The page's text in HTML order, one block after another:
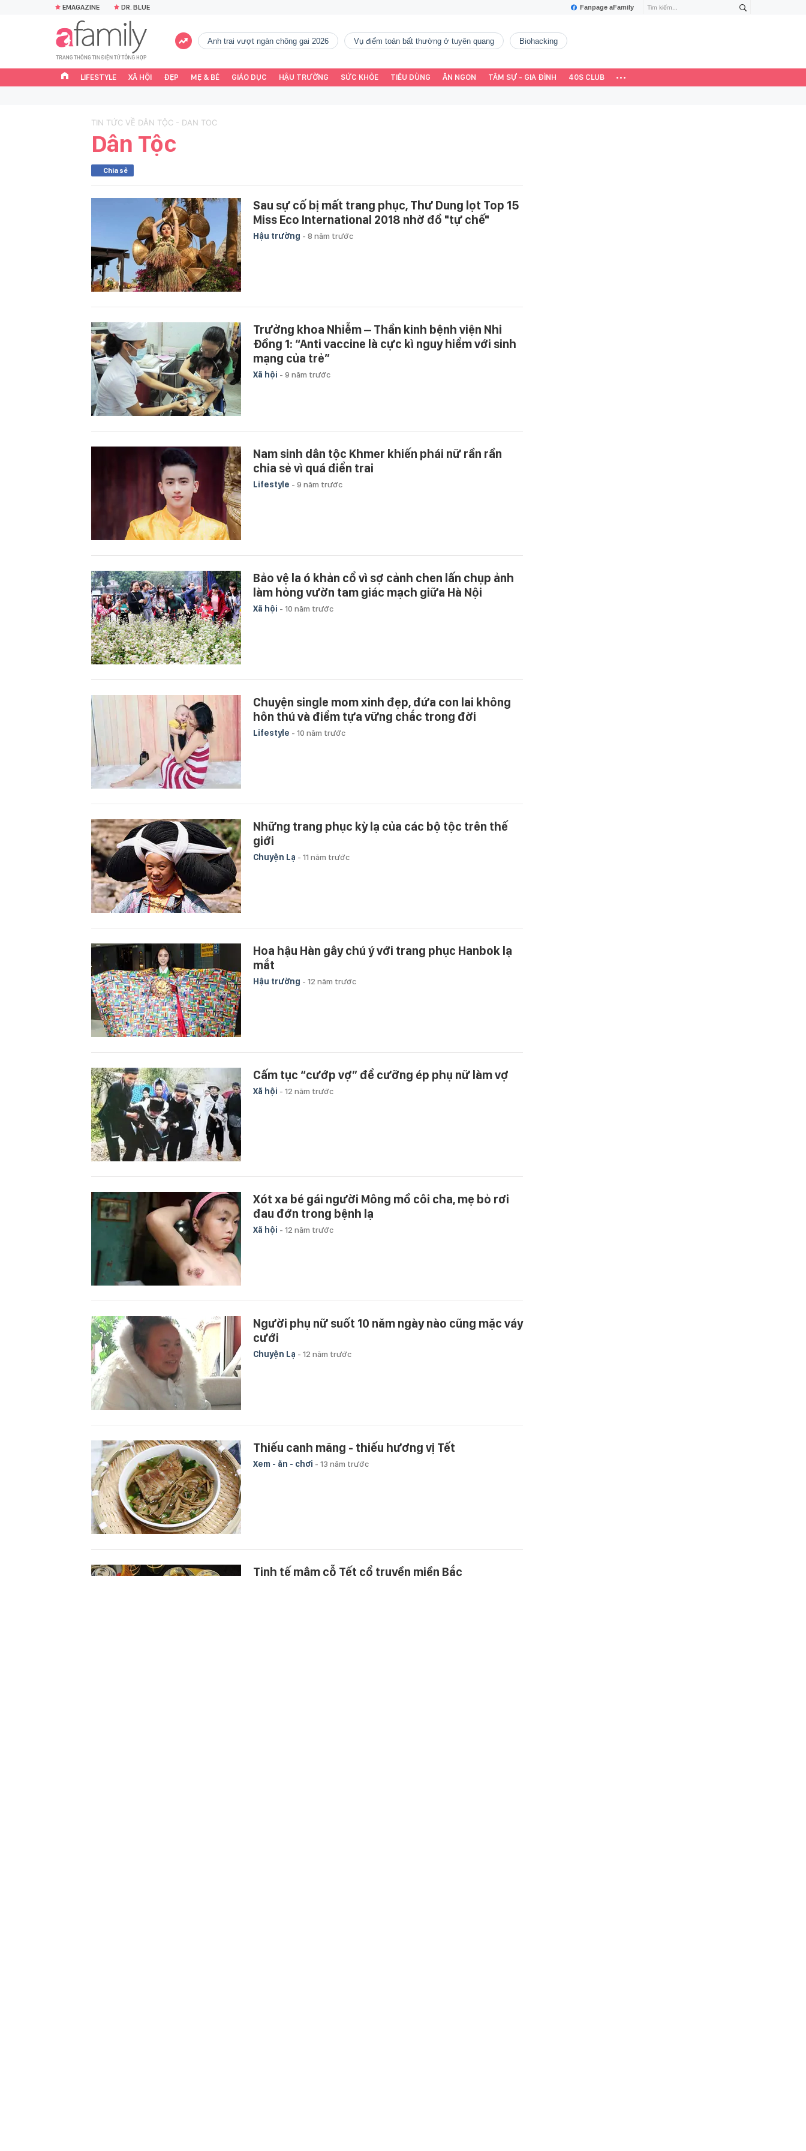
Fanpage aFamily
EMAGAZINE DR. BLUE
Anh trai vượt ngàn chông gai 2026 vụ điểm toán bất thường ở tuyên quang Biohacking
LIFESTYLE XÃ HỘI ĐẸP MẸ & BÉ GIÁO DỤC HẬU TRƯỜNG SỨC KHỎE TIÊU DÙNG ĂN NGON TÂM SỰ - GIA ĐÌNH 40S CLUB
TIN TỨC VỀ DÂN TỘC - DAN TOC
Dân Tộc
Chia sẻ
Sau sự cố bị mất trang phục, Thư Dung lọt Top 15
Miss Eco International 2018 nhờ đồ "tự chế"
Hậu trường - 8 năm trước
Trưởng khoa Nhiễm – Thần kinh bệnh viện Nhi
Đồng 1: “Anti vaccine là cực kì nguy hiểm với sinh
mạng của trẻ”
Xã hội - 9 năm trước
Nam sinh dân tộc Khmer khiến phái nữ rần rần
chia sẻ vì quá điển trai
Lifestyle - 9 năm trước
Bảo vệ la ó khản cổ vì sợ cảnh chen lấn chụp ảnh
làm hỏng vườn tam giác mạch giữa Hà Nội
Xã hội - 10 năm trước
Chuyện single mom xinh đẹp, đứa con lai không
hôn thú và điểm tựa vững chắc trong đời
Lifestyle - 10 năm trước
Những trang phục kỳ lạ của các bộ tộc trên thế
giới
Chuyện Lạ - 11 năm trước
Hoa hậu Hàn gây chú ý với trang phục Hanbok lạ
mắt
Hậu trường - 12 năm trước
Cấm tục “cướp vợ” để cưỡng ép phụ nữ làm vợ
Xã hội - 12 năm trước
Xót xa bé gái người Mông mồ côi cha, mẹ bỏ rơi
đau đớn trong bệnh lạ
Xã hội - 12 năm trước
Người phụ nữ suốt 10 năm ngày nào cũng mặc váy
cưới
Chuyện Lạ - 12 năm trước
Thiếu canh măng - thiếu hương vị Tết
Xem - ăn - chơi - 13 năm trước
Tinh tế mâm cỗ Tết cổ truyền miền Bắc